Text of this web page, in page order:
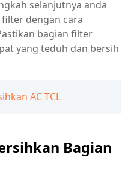
selanjutnya anda
dengan cara
bagian filter
yang teduh dan bersih
AC TCL
Bagian